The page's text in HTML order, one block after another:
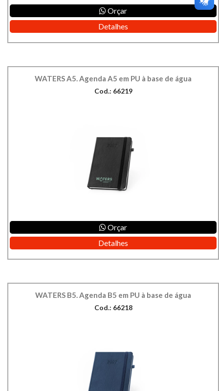
Orçar
Detalhes
WATERS A5. Agenda A5 em PU à base de água
Cod.: 66219
Orçar
Detalhes
WATERS B5. Agenda B5 em PU à base de água
Cod.: 66218